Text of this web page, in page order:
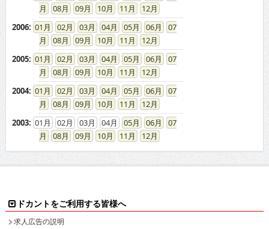
08
09 10 11
12
2006: 01 02 03 04 05 06
07
08
09 10 11
12
2005: 01 02 03 04 05 06
07
08
09 10 11
12
2004: 01 02 03 04 05 06
07
08
09 10 11
12
2003: 01 02 03 04 05 06
07
08
09 10 11 12
ドカントをご利用する皆様へ
求人広告の説明